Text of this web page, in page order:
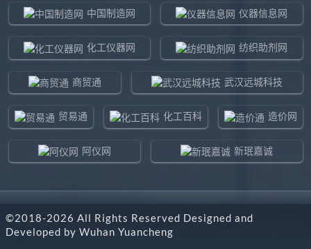
中国制造网 仪器信息网
化工仪器网 纺织助剂网
商贸通 武汉远城科技
贸易通 化工百科 造价网
阿仪网 新珉嘉诚
东北制造网 药智通
©2018-2026 All Rights Reserved Designed and
Developed by Wuhan Yuancheng